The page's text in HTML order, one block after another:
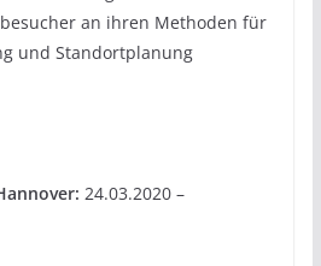
an ihren Methoden für
und Standortplanung
24.03.2020 –